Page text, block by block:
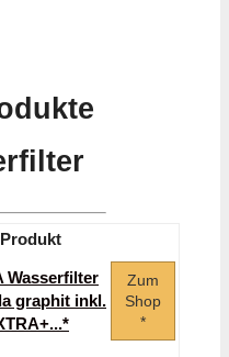
Produkt
Wasserfilter
graphit inkl.
Zum
Shop
*